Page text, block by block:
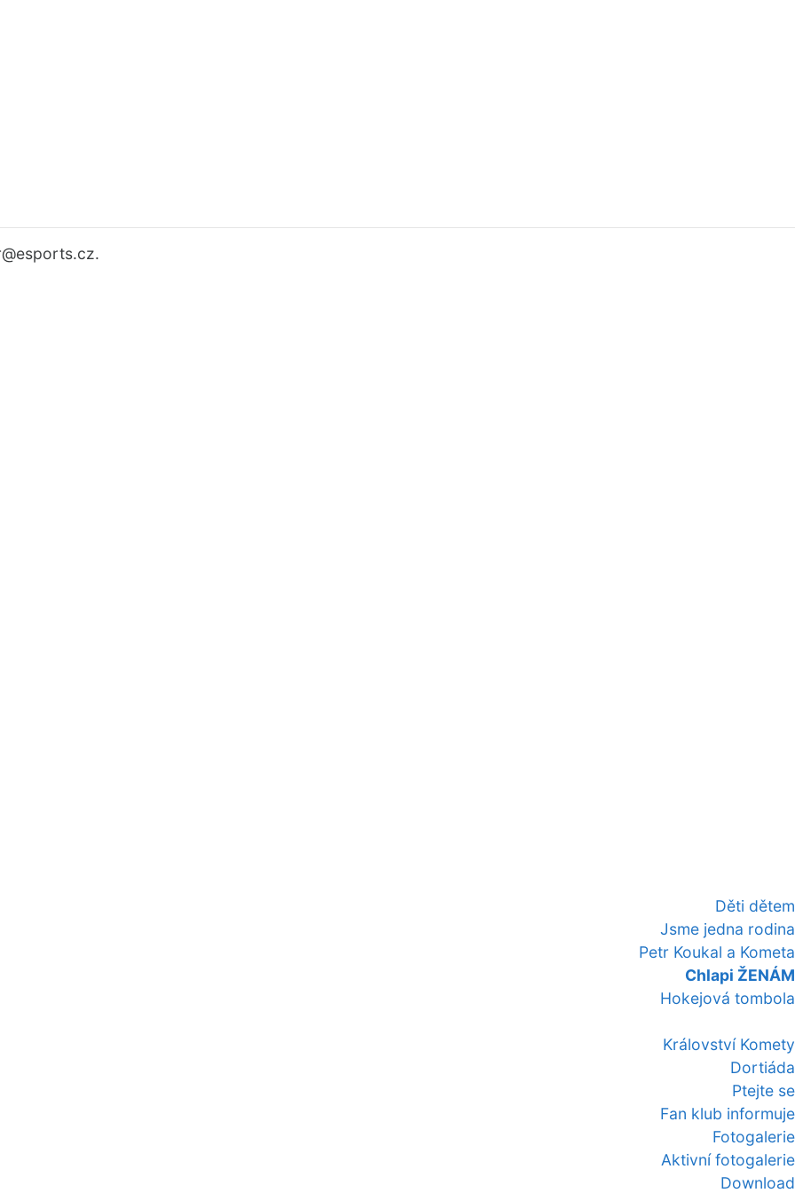
Děti dětem
Jsme jedna rodina
Petr Koukal a Kometa
Chlapi ŽENÁM
Hokejová tombola
Království Komety
Dortiáda
Ptejte se
Fan klub informuje
Fotogalerie
Aktivní fotogalerie
Download
@esports.cz.